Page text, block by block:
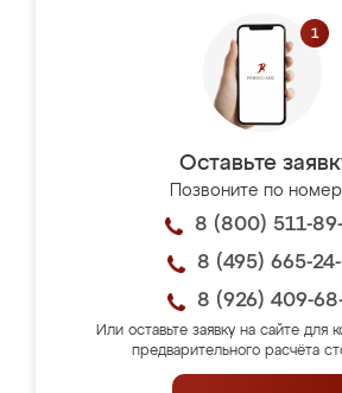
Оставьте
Позвоните по
8 (800) 511-
8 (495) 665-
8 (926) 409-
Или оставьте заявку на сайте для
предварительного расчёта